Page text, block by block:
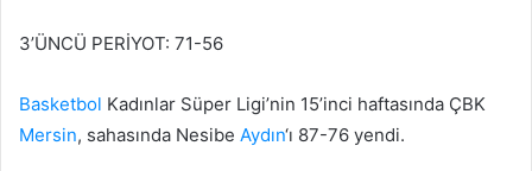
3’ÜNCÜ PERİYOT: 71-56
Basketbol Kadınlar Süper Ligi’nin 15’inci haftasında ÇBK
Mersin, sahasında Nesibe Aydın‘ı 87-76 yendi.